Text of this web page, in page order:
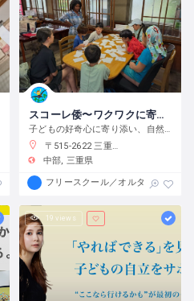
スクール
スコーレ倭〜ワクワクに寄り添う学校〜
子どもの好奇心に寄り添い、自然体験と創作活動を通してこの世界の面白さへと導きます。
〒515-2622 三重県津市白山町中ノ村１３８−４
中部 三重県
フリースクール／オルタナティブス
19 views